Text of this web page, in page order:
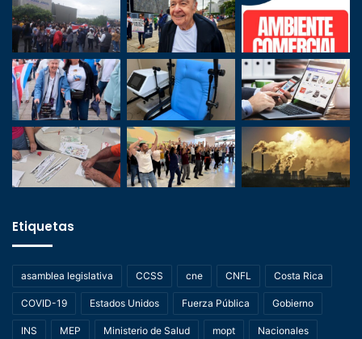
Etiquetas
asamblea legislativa CCSS cne CNFL Costa Rica
COVID-19 Estados Unidos Fuerza Pública Gobierno
INS MEP Ministerio de Salud mopt Nacionales